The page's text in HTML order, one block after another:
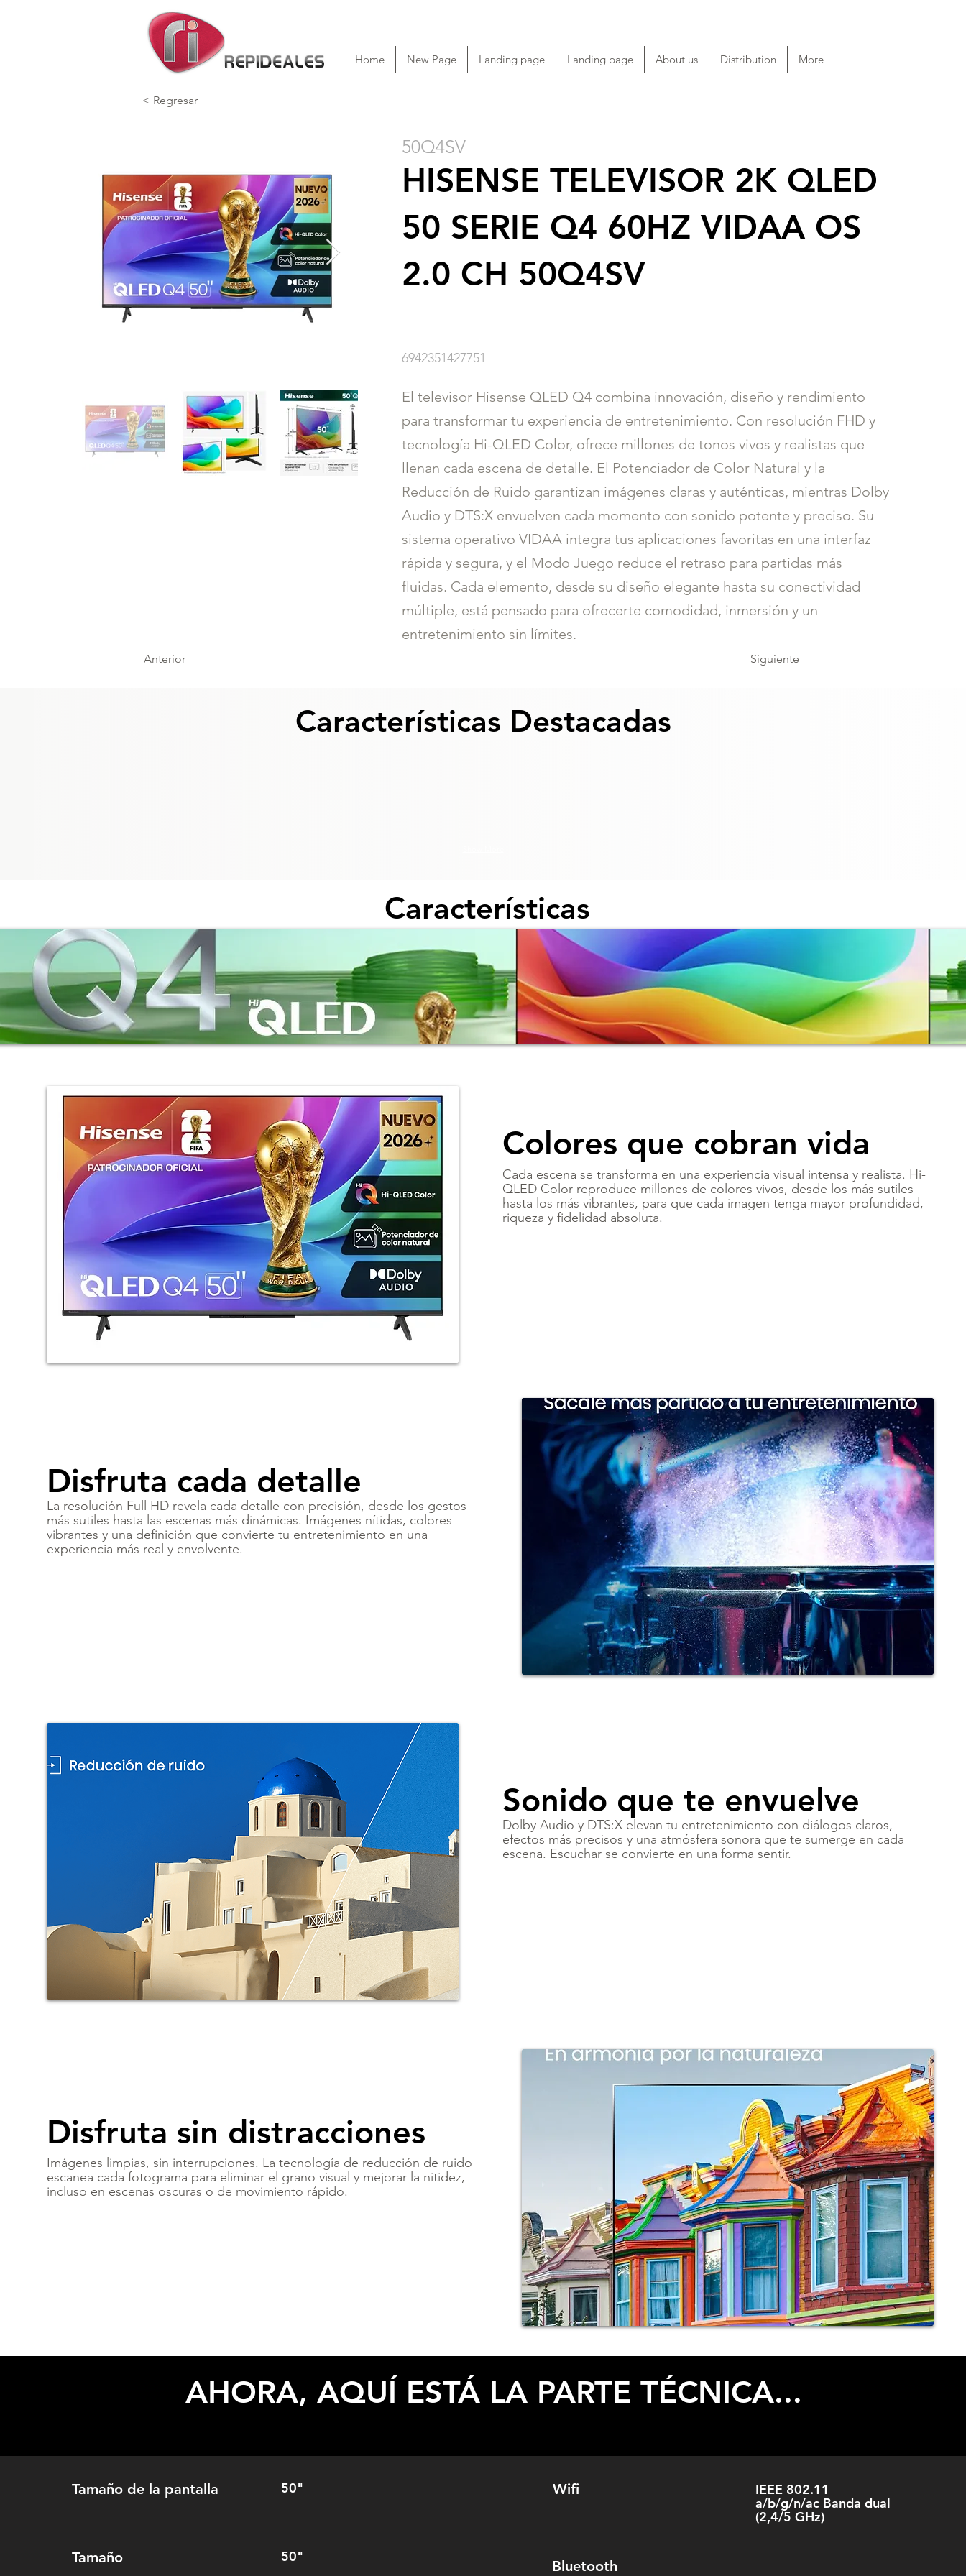
Home New Page Landing page Landing page About us Distribution More
< Regresar
50Q4SV
HISENSE TELEVISOR 2K QLED
50 SERIE Q4 60HZ VIDAA OS
2.0 CH 50Q4SV
El televisor Hisense QLED Q4 combina innovación, diseño y rendimiento
para transformar tu experiencia de entretenimiento. Con resolución FHD y
tecnología Hi-QLED Color, ofrece millones de tonos vivos y realistas que
llenan cada escena de detalle. El Potenciador de Color Natural y la
Reducción de Ruido garantizan imágenes claras y auténticas, mientras Dolby
Audio y DTS:X envuelven cada momento con sonido potente y preciso. Su
sistema operativo VIDAA integra tus aplicaciones favoritas en una interfaz
rápida y segura, y el Modo Juego reduce el retraso para partidas más
fluidas. Cada elemento, desde su diseño elegante hasta su conectividad
múltiple, está pensado para ofrecerte comodidad, inmersión y un
entretenimiento sin límites.
6942351427751
Anterior Siguiente
Características Destacadas
Características
Colores que cobran vida
Cada escena se transforma en una experiencia visual intensa y realista. Hi-
QLED Color reproduce millones de colores vivos, desde los más sutiles
hasta los más vibrantes, para que cada imagen tenga mayor profundidad,
riqueza y fidelidad absoluta.
Disfruta cada detalle
La resolución Full HD revela cada detalle con precisión, desde los gestos
más sutiles hasta las escenas más dinámicas. Imágenes nítidas, colores
vibrantes y una definición que convierte tu entretenimiento en una
experiencia más real y envolvente.
Sonido que te envuelve
Dolby Audio y DTS:X elevan tu entretenimiento con diálogos claros,
efectos más precisos y una atmósfera sonora que te sumerge en cada
escena. Escuchar se convierte en una forma sentir.
Disfruta sin distracciones
Imágenes limpias, sin interrupciones. La tecnología de reducción de ruido
escanea cada fotograma para eliminar el grano visual y mejorar la nitidez,
incluso en escenas oscuras o de movimiento rápido.
ESPECIFICACIONES
AHORA, AQUÍ ESTÁ LA PARTE TÉCNICA...
Tamaño de la pantalla 50"
Tamaño 50"
Wifi
IEEE 802.11
a/b/g/n/ac Banda dual
(2,4/5 GHz)
Bluetooth